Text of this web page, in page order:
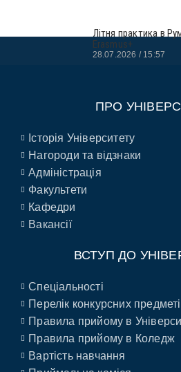
Літня практика в
Erasmus+
28.07.2026 15:57
ПРО
Історія Університету
Нагороди та відзнаки
Адміністрація
Факультети
Кафедри
Вакансії
ВСТУП ДО
Спеціальності
Перелік конкурсних
Правила прийому в
Правила прийому в Коледж
Вартість навчання